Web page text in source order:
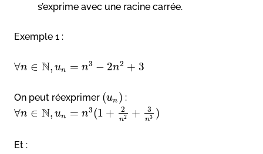
s’exprime avec une racine carrée.
Exemple 1 :
∀n ∈ N, un = n3 − 2n2 + 3
On peut réexprimer (un ) :
∀n ∈ N, un = n3(1 + 2
n2 + 3
n3 )
Et :